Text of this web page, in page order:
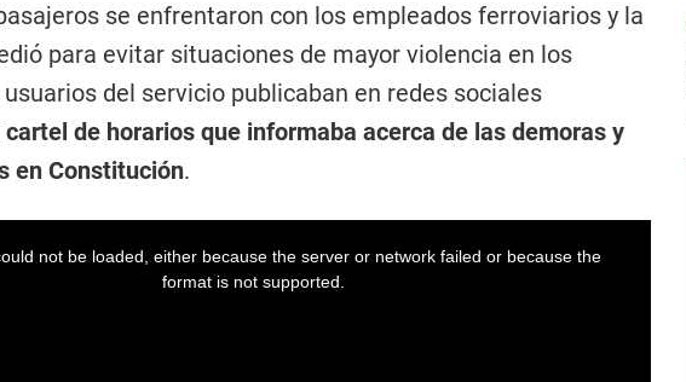
se enfrentaron con los empleados ferroviarios y la
para evitar situaciones de mayor violencia en los
del servicio publicaban en redes sociales
de horarios que informaba acerca de las demoras y
en Constitución.